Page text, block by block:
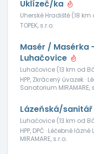
Uklízeč/ka
Uherské Hradiště (18
TOPEK, s.r.o.
Masér / Masérka
Luhačovice
Luhačovice (13 km od
HPP, Zkrácený úvazek ·
Sanatorium MIRAMARE,
Lázeňská/
Luhačovice (13 km od
HPP, DPČ · Léčebné
MIRAMARE, s.r.o.